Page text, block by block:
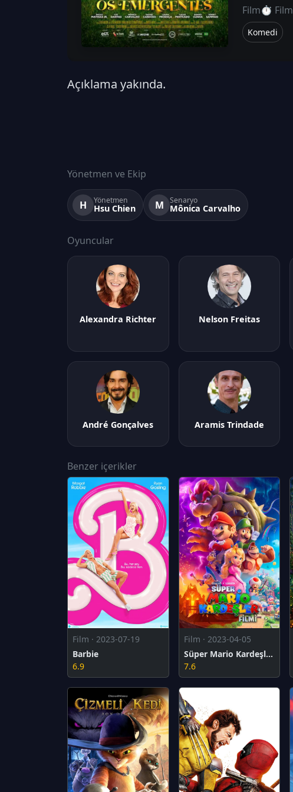
Film⏱ Film
Komedi
Açıklama yakında.
Yönetmen ve Ekip
H Yönetmen
Hsu Chien M Senaryo
Mônica Carvalho
Oyuncular
Alexandra Richter Nelson Freitas
André Gonçalves Aramis Trindade
Benzer içerikler
Film · 2023-07-19
Barbie
6.9
Film · 2023-04-05
Süper Mario Kardeşler Filmi
7.6